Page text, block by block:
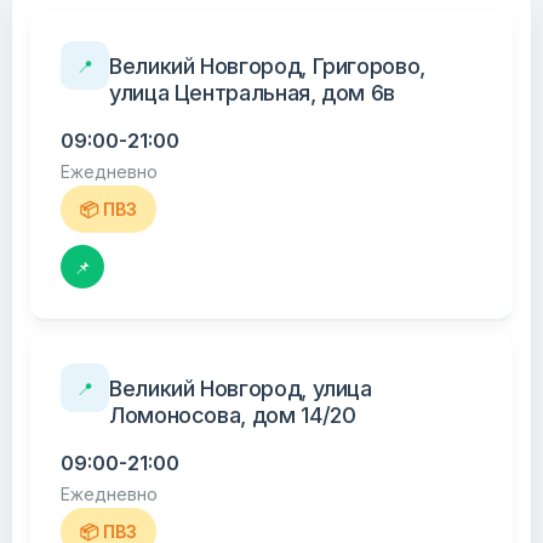
📍
Великий Новгород, Григорово,
улица Центральная, дом 6в
09:00-21:00
Ежедневно
📦 ПВЗ
📌
📍
Великий Новгород, улица
Ломоносова, дом 14/20
09:00-21:00
Ежедневно
📦 ПВЗ